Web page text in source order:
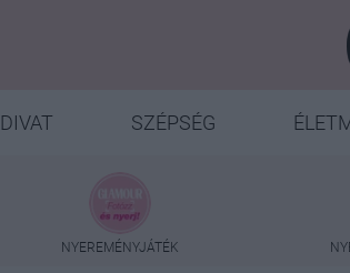
DIVAT SZÉPSÉG
NYEREMÉNYJÁTÉK